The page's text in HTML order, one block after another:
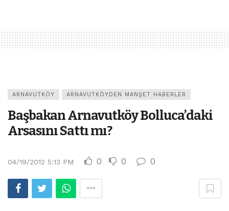
ARNAVUTKÖY ARNAVUTKÖYDEN MANŞET HABERLER
Başbakan Arnavutköy Bolluca’daki
Arsasını Sattı mı?
04/19/2012 5:13 PM 0 0 0